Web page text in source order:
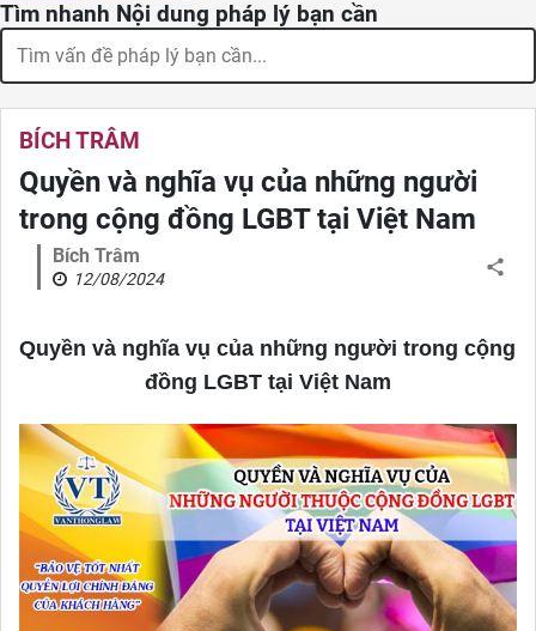
Tìm nhanh Nội dung pháp lý bạn cần
BÍCH TRÂM
Quyền và nghĩa vụ của những người
trong cộng đồng LGBT tại Việt Nam
Bích Trâm
12/08/2024
Quyền và nghĩa vụ của những người trong cộng
đồng LGBT tại Việt Nam